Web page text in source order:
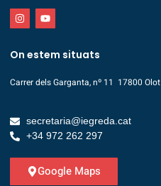
On estem situats
Carrer dels Garganta, nº 11 17800 Olot
secretaria@iegreda.cat
+34 972 262 297
Google Maps